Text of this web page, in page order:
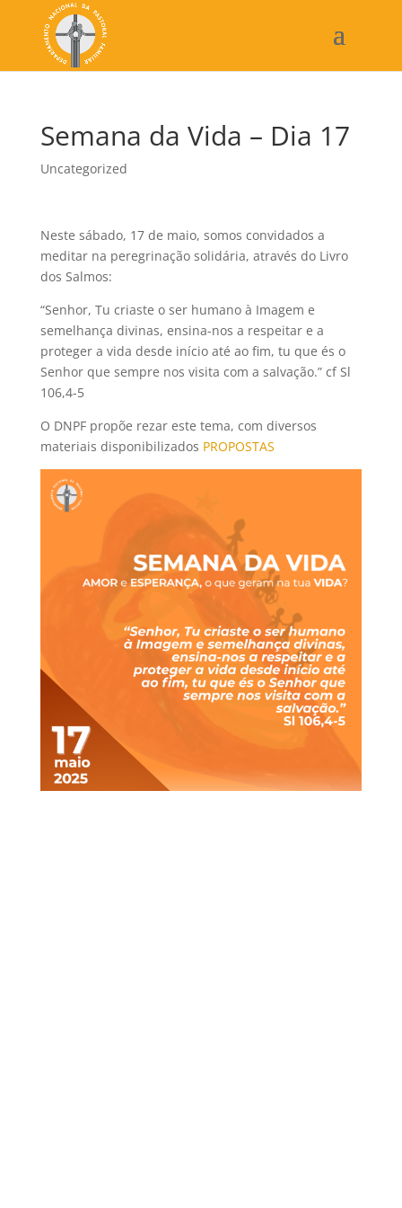
Semana da Vida – Dia 17
Uncategorized
Neste sábado, 17 de maio, somos convidados a
meditar na peregrinação solidária, através do Livro
dos Salmos:
“Senhor, Tu criaste o ser humano à Imagem e
semelhança divinas, ensina-nos a respeitar e a
proteger a vida desde início até ao fim, tu que és o
Senhor que sempre nos visita com a salvação.” cf Sl
106,4-5
O DNPF propõe rezar este tema, com diversos
materiais disponibilizados PROPOSTAS